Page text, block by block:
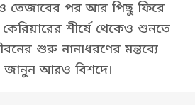
তেজাবের পর আর পিছু ফিরে
শীর্ষে থেকেও শুনতে
শুরু নানাধরণের মন্তব্যে
জানুন আরও বিশদে।